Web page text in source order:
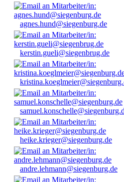
agnes.hund@siegenburg.de
kerstin.gueli@siegenbrug.de
heike.krieger@siegenburg.de
andre.lehmann@siegenburg.de